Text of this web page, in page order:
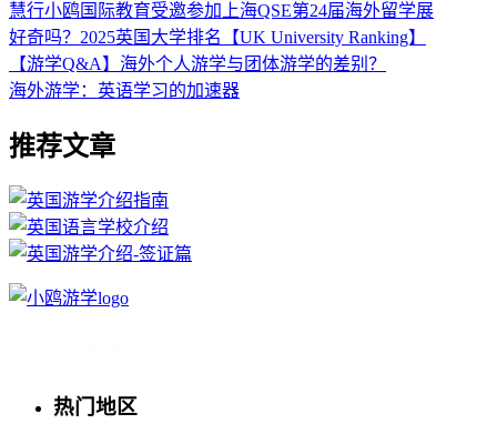
慧行小鸥国际教育受邀参加上海QSE第24届海外留学展
好奇吗？2025英国大学排名【UK University Ranking】
【游学Q&A】海外个人游学与团体游学的差别？
海外游学：英语学习的加速器
推荐文章
热门地区